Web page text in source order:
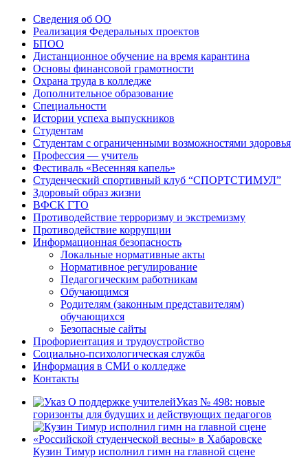
Сведения об ОО
Реализация Федеральных проектов
БПОО
Дистанционное обучение на время карантина
Основы финансовой грамотности
Охрана труда в колледже
Дополнительное образование
Специальности
Истории успеха выпускников
Студентам
Студентам с ограниченными возможностями здоровья
Профессия — учитель
Фестиваль «Весенняя капель»
Студенческий спортивный клуб “СПОРТСТИМУЛ”
Здоровый образ жизни
ВФСК ГТО
Противодействие терроризму и экстремизму
Противодействие коррупции
Информационная безопасность
Локальные нормативные акты
Нормативное регулирование
Педагогическим работникам
Обучающимся
Родителям (законным представителям)
обучающихся
Безопасные сайты
Профориентация и трудоустройство
Социально-психологическая служба
Информация в СМИ о колледже
Контакты
Указ № 498: новые
горизонты для будущих и действующих педагогов
Кузин Тимур исполнил гимн на главной сцене